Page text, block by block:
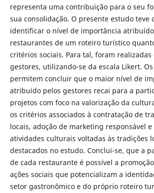
representa uma contribuição para o seu
sua consolidação. O presente estudo teve
identificar o nível de importância
restaurantes de um roteiro turístico
critérios sociais. Para tal, foram realizadas
gestores, utilizando-se da escala Likert.
permitem concluir que o maior nível de
atribuído pelos gestores recai para a
projetos com foco na valorização da
os critérios associados à contratação de
locais, adoção de marketing responsável
atividades culturais voltadas às tradições
destacados no estudo. Conclui-se, que a
de cada restaurante é possível a
ações sociais que potencializam a
setor gastronômico e do próprio roteiro